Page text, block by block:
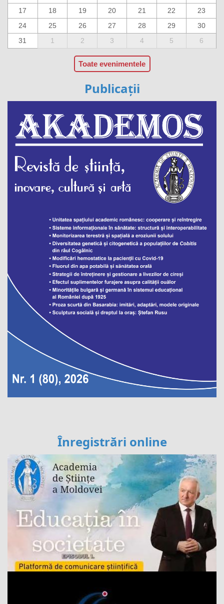
17
18 19 20 21 22
23
24
25 26 27 28 29
30
31
1 2 3 4 5 6
Toate evenimentele
Publicații
Înregistrări online